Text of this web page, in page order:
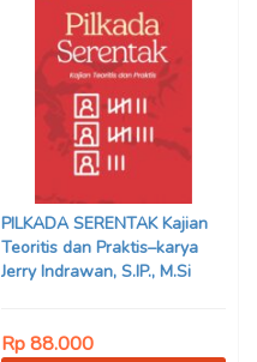
PILKADA SERENTAK Kajian
Teoritis dan Praktis–karya
Jerry Indrawan, S.IP., M.Si
Rp 88.000